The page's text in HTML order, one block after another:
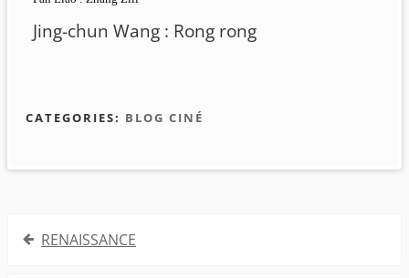
Jing-chun Wang : Rong rong
CATEGORIES: BLOG CINÉ
Navigation
RENAISSANCE